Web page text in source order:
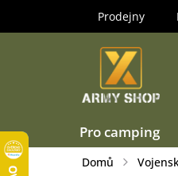
Prodejny
Pro camping
Domů